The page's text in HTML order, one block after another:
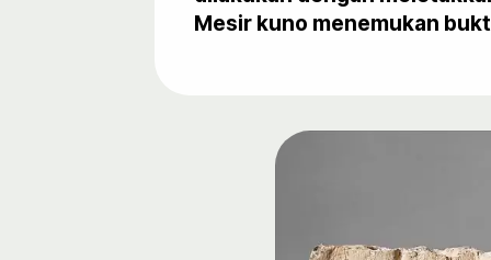
Mesir kuno menemukan